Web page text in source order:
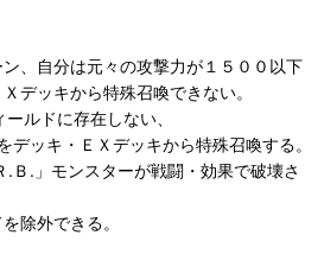
、自分は元々の攻撃力が１５００以下
デッキから特殊召喚できない。
ルドに存在しない、
デッキ・ＥＸデッキから特殊召喚する。
Ｂ.」モンスターが戦闘・効果で破壊さ
除外できる。